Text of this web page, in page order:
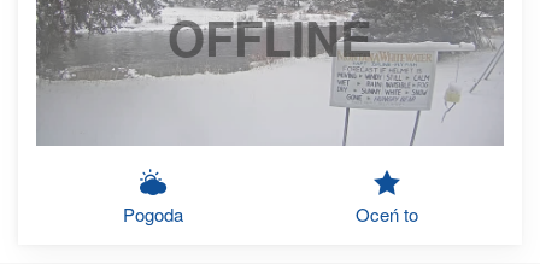
OFFLINE
Pogoda Oceń to